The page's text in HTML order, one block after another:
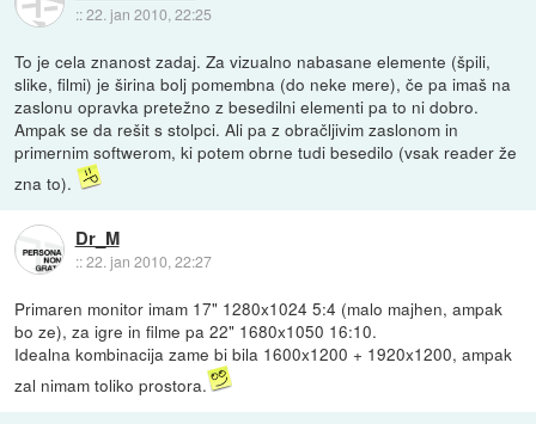
::22. jan 2010, 22:25
To je cela znanost zadaj. Za vizualno nabasane elemente (špili,
slike, filmi) je širina bolj pomembna (do neke mere), če pa imaš na
zaslonu opravka pretežno z besedilni elementi pa to ni dobro.
Ampak se da rešit s stolpci. Ali pa z obračljivim zaslonom in
primernim softwerom, ki potem obrne tudi besedilo (vsak reader že
zna to).
Dr_M
::22. jan 2010, 22:27
Primaren monitor imam 17" 1280x1024 5:4 (malo majhen, ampak
bo ze), za igre in filme pa 22" 1680x1050 16:10.
Idealna kombinacija zame bi bila 1600x1200 + 1920x1200, ampak
zal nimam toliko prostora.